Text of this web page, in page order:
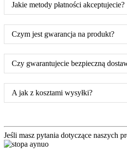
Jakie metody płatności akceptujecie?
Czym jest gwarancja na produkt?
Czy gwarantujecie bezpieczną
A jak z kosztami wysyłki?
Jeśli masz pytania dotyczące naszych